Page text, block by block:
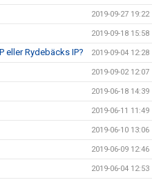
2019-09-27 19:22
2019-09-18 15:58
eller Rydebäcks IP? 2019-09-04 12:28
2019-09-02 12:07
2019-06-18 14:39
2019-06-11 11:49
2019-06-10 13:06
2019-06-09 12:46
2019-06-04 12:53